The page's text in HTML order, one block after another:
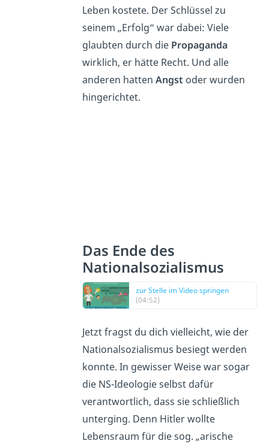
Leben kostete. Der Schlüssel zu
seinem „Erfolg“ war dabei: Viele
glaubten durch die Propaganda
wirklich, er hätte Recht. Und alle
anderen hatten Angst oder wurden
hingerichtet.
Das Ende des
Nationalsozialismus
zur Stelle im Video springen
(04:52)
Jetzt fragst du dich vielleicht, wie der
Nationalsozialismus besiegt werden
konnte. In gewisser Weise war sogar
die NS-Ideologie selbst dafür
verantwortlich, dass sie schließlich
unterging. Denn Hitler wollte
Lebensraum für die sog. „arische